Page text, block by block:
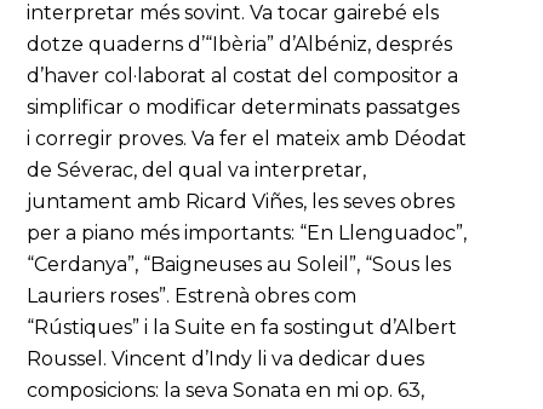
interpretar més sovint. Va tocar gairebé els
dotze quaderns d’“Ibèria” d’Albéniz, després
d’haver col·laborat al costat del compositor a
simplificar o modificar determinats passatges
i corregir proves. Va fer el mateix amb Déodat
de Séverac, del qual va interpretar,
juntament amb Ricard Viñes, les seves obres
per a piano més importants: “En Llenguadoc”,
“Cerdanya”, “Baigneuses au Soleil”, “Sous les
Lauriers roses”. Estrenà obres com
“Rústiques” i la Suite en fa sostingut d’Albert
Roussel. Vincent d’Indy li va dedicar dues
composicions: la seva Sonata en mi op. 63,